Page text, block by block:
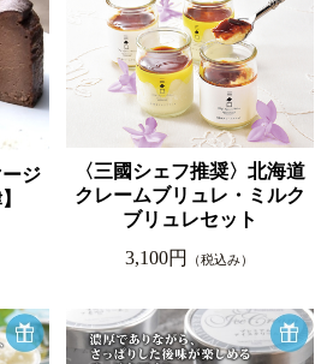
ジ
〈三國シェフ推奨〉北海道
クレームブリュレ・ミルク
ブリュレセット
3,100円
（税込み）